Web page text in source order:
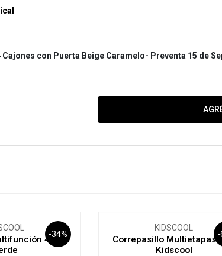
con Puerta Beige Caramelo- Preventa 15 de
-34%
4 En 1
-
KIDSCOOL
Correpasillo Multietapas
Kidscool